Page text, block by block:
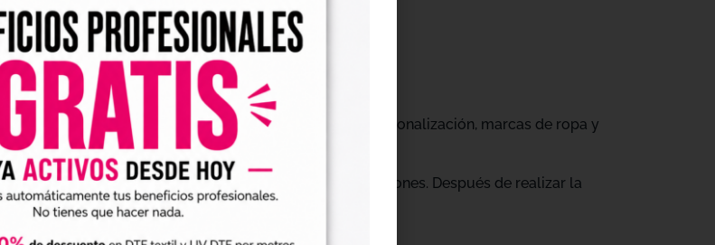
listos para descargar
, creados para talleres de impresión, negocios de personalización, marcas de ropa y
y sencilla.
digitales preparados para incorporar a tus producciones. Después de realizar la
de impresión DTF o UV DTF.